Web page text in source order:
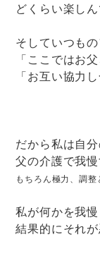
どくらい楽しん
そしていつも
「ここではお
「お互い協力
だから私は自
父の介護で我慢
もちろん極力、調
私が何かを我
結果的にそれ